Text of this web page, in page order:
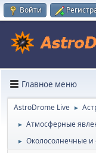
Войти
Главное меню
AstroDrome Live ►
► Атмосферные
► Околосолнечные и